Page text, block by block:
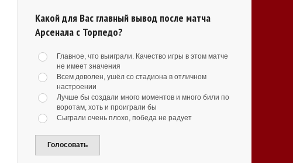
Какой для Вас главный вывод после матча
Арсенала с Торпедо?
Главное, что выиграли. Качество игры в этом матче
не имеет значения
Всем доволен, ушёл со стадиона в отличном
настроении
Лучше бы создали много моментов и много били по
воротам, хоть и проиграли бы
Сыграли очень плохо, победа не радует
Голосовать